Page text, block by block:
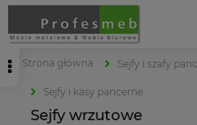
Strona główna Sejfy i szafy
Sejfy i kasy pancerne
Sejfy wrzutowe